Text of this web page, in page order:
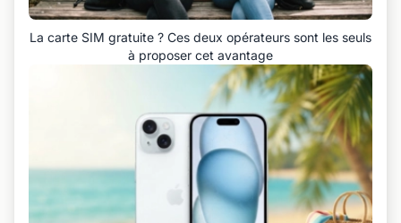
La carte SIM gratuite ? Ces deux opérateurs sont les seuls
à proposer cet avantage